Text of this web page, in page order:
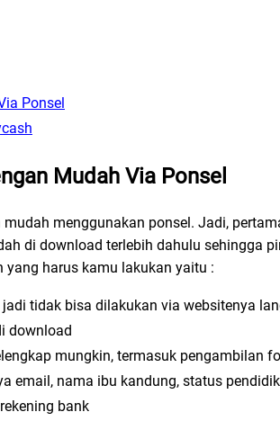
Ponsel
Mudah Via Ponsel
menggunakan ponsel. Jadi,
di download terlebih dahulu sehingga
yang harus kamu lakukan yaitu :
tidak bisa dilakukan via websitenya
download
mungkin, termasuk pengambilan
email, nama ibu kandung, status
bank